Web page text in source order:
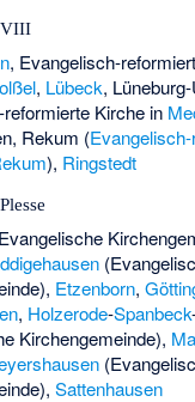
VIII
, Evangelisch-
, Lübeck,
Kirche in
Rekum (
), Ringstedt
Etzenborn,
, Holzerode-Spanbeck
Kirchengemeinde),
Sattenhausen